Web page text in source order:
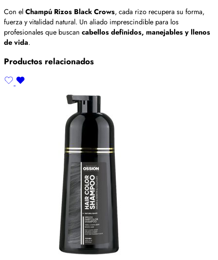
Con elChampú Rizos Black Crows, cada rizo recupera su forma,
fuerza y vitalidad natural. Un aliado imprescindible para los
profesionales que buscan cabellos definidos, manejables y llenos
de vida.
Productos relacionados